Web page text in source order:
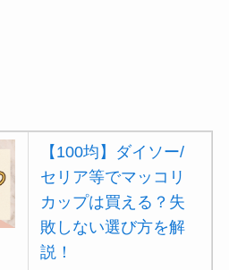
【100均】ダイソー/
セリア等でマッコリ
カップは買える？失
敗しない選び方を解
説！